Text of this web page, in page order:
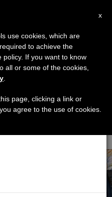
×
haremos la pausa
el periodo de verano
y también el
x
use cookies, which are
to achieve the
policy. If you want to know
all or some of the cookies,
page, clicking a link or
agree to the use of cookies.